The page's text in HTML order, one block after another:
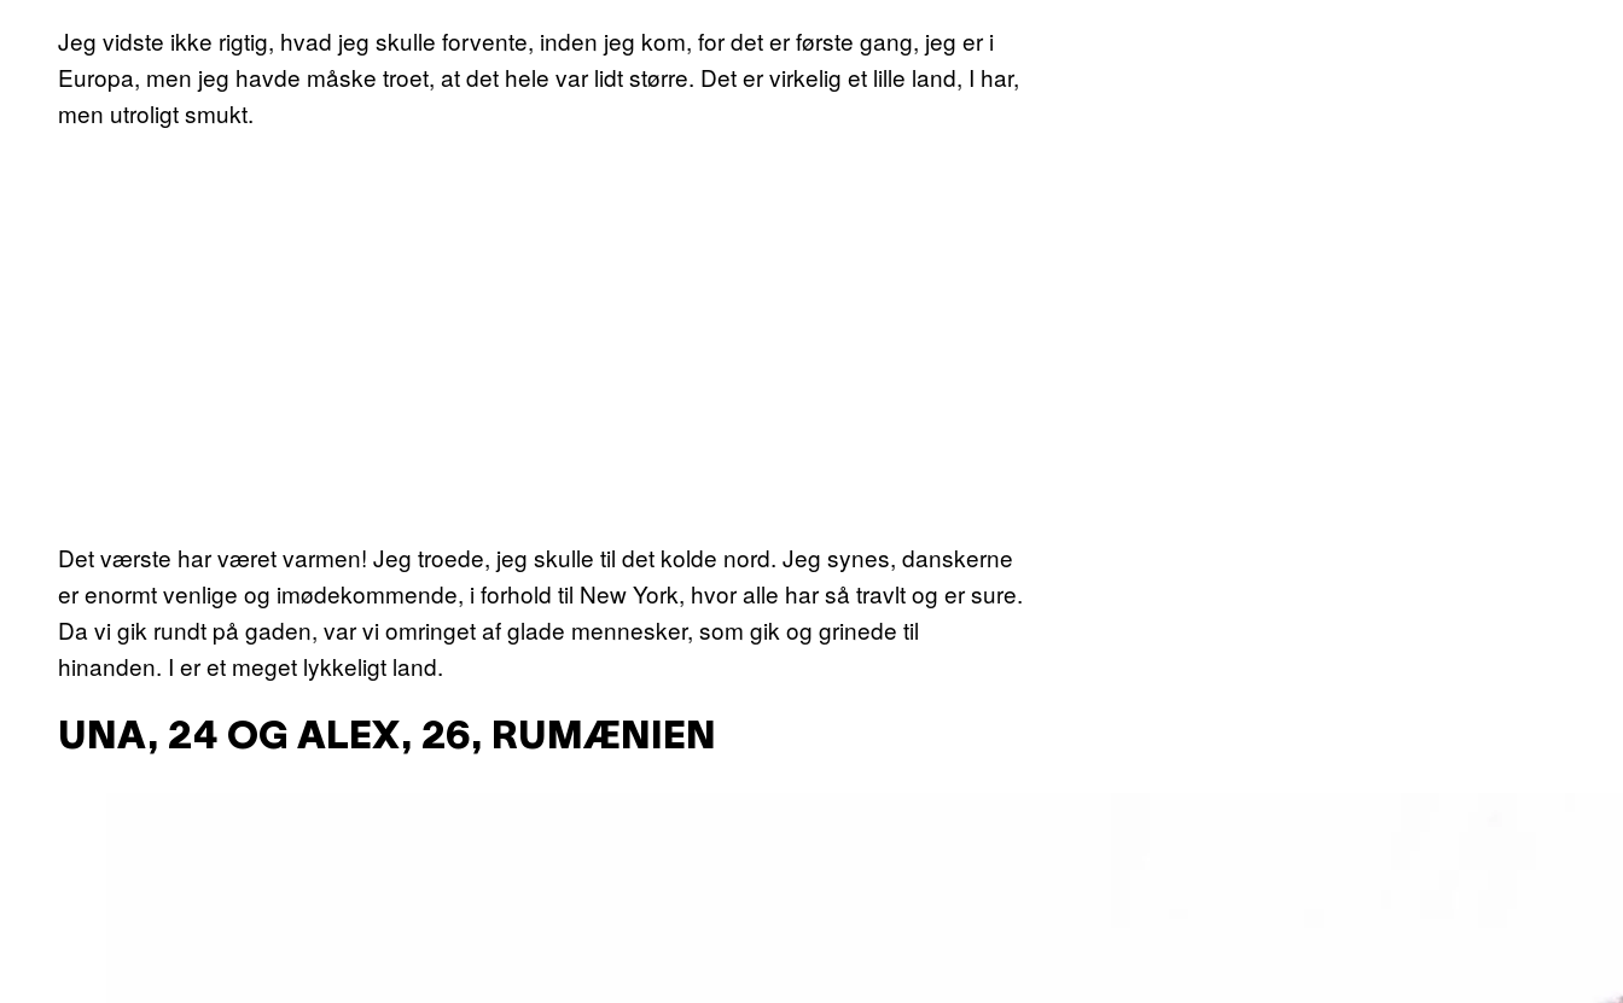
Jeg vidste ikke rigtig, hvad jeg skulle forvente, inden jeg kom, for det er første gang, jeg er i
Europa, men jeg havde måske troet, at det hele var lidt større. Det er virkelig et lille land, I har,
men utroligt smukt.
Det værste har været varmen! Jeg troede, jeg skulle til det kolde nord. Jeg synes, danskerne
er enormt venlige og imødekommende, i forhold til New York, hvor alle har så travlt og er sure.
Da vi gik rundt på gaden, var vi omringet af glade mennesker, som gik og grinede til
hinanden. I er et meget lykkeligt land.
UNA, 24 OG ALEX, 26, RUMÆNIEN